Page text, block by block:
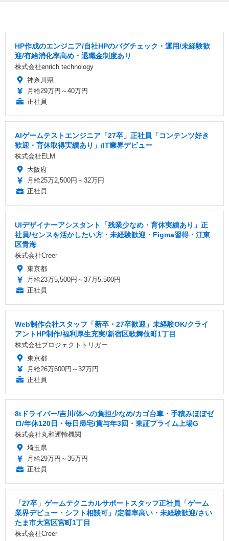
HP作成のエンジニア/自社HPのバグチェック・運用/未経験歓
迎/有給消化率高め・退職金制度あり
株式会社enrich technology
神奈川県
月給29万円～40万円
正社員
AIゲームテストエンジニア「27卒」正社員「コンテンツ好き
歓迎・育休取得実績あり」/IT業界デビュー
株式会社ELM
大阪府
月給25万2,500円～32万円
正社員
UIデザイナーアシスタント「残業少なめ・育休実績あり」正
社員/センスを活かしたい方・未経験歓迎・Figma習得・江東
区青海
株式会社Creer
東京都
月給23万5,500円～37万5,500円
正社員
Web制作会社スタッフ「新卒・27卒歓迎」未経験OK/クライ
アントHP制作/福利厚生充実/新宿区歌舞伎町1丁目
株式会社プロジェクトトリガー
東京都
月給26万600円～32万円
正社員
8tドライバー/吉川/体への負担少なめ/カゴ台車・手積みほぼゼ
ロ/年休120日・毎日帰宅/賞与年3回・東証プライム上場G
株式会社丸和運輸機関
埼玉県
月給29万円～35万円
正社員
「27卒」ゲームテクニカルサポートスタッフ正社員「ゲーム
業界デビュー・シフト相談可」/定着率高い・未経験歓迎/さい
たま市大宮区宮町1丁目
株式会社Creer